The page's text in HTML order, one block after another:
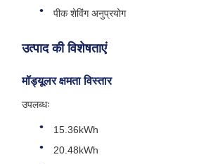
पीक शेविंग अनुप्रयोग
उत्पाद की विशेषताएं
मॉड्यूलर क्षमता विस्तार
उपलब्धः
15.36kWh
20.48kWh